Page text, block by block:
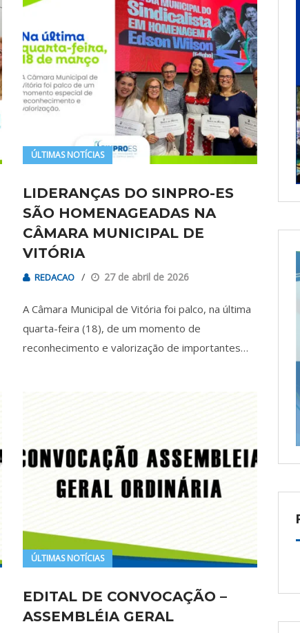
ÚLTIMAS NOTÍCIAS
LIDERANÇAS DO SINPRO-ES
SÃO HOMENAGEADAS NA
CÂMARA MUNICIPAL DE
VITÓRIA
REDACAO 27 de abril de 2026
A Câmara Municipal de Vitória foi palco, na última
quarta-feira (18), de um momento de
reconhecimento e valorização de importantes…
ÚLTIMAS NOTÍCIAS
EDITAL DE CONVOCAÇÃO –
ASSEMBLÉIA GERAL